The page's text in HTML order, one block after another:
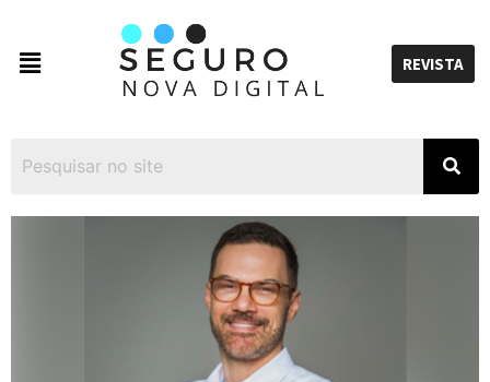
REVISTA